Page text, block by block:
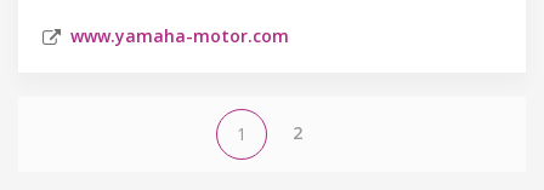
www.yamaha-motor.com
1 2